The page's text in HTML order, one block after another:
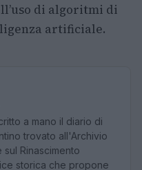
di algoritmi di
artificiale.
a mano il diario di
trovato all'Archivio
Rinascimento
storica che propone